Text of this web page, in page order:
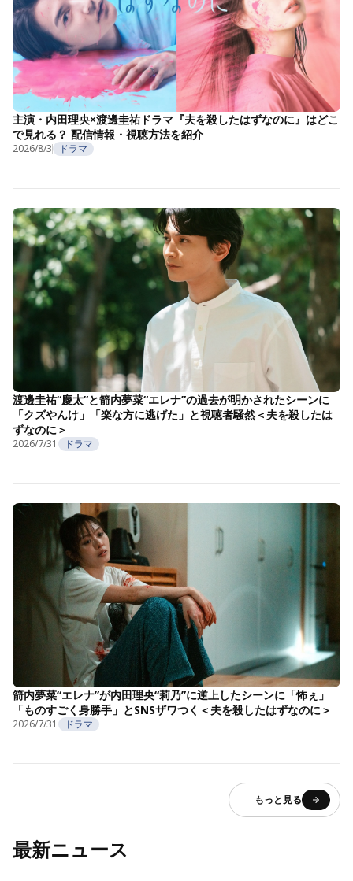
主演・内田理央×渡邊圭祐ドラマ『夫を殺したはずなのに』はどこ
で見れる？ 配信情報・視聴方法を紹介
2026/8/3 ドラマ
渡邊圭祐“慶太”と箭内夢菜“エレナ”の過去が明かされたシーンに
「クズやんけ」「楽な方に逃げた」と視聴者騒然＜夫を殺したは
ずなのに＞
2026/7/31 ドラマ
箭内夢菜“エレナ”が内田理央“莉乃”に逆上したシーンに「怖ぇ」
「ものすごく身勝手」とSNSザワつく＜夫を殺したはずなのに＞
2026/7/31 ドラマ
もっと見る
最新ニュース